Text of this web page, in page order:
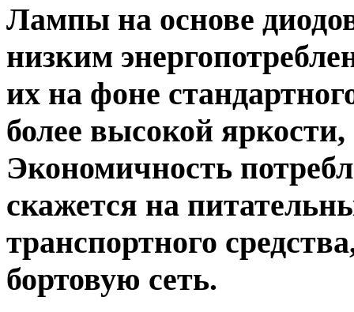
Лампы на основе
низким
их на фоне
более высокой
Экономичность
скажется на
транспортного
бортовую сеть.